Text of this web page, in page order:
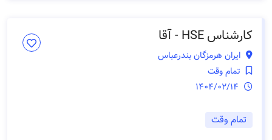
کارشناس HSE - آقا
ایران هرمزگان بندرعباس
تمام وقت
تمام وقت